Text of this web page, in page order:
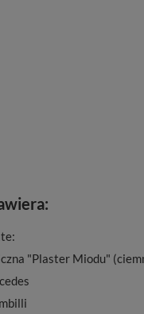
"Plaster Miodu"